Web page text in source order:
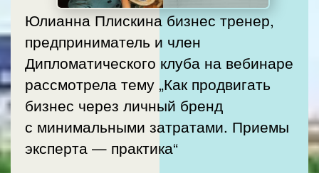
Юлианна Плискина бизнес тренер,
предприниматель и член
Дипломатического клуба на вебинаре
рассмотрела тему „Как продвигать
бизнес через личный бренд
с минимальными затратами. Приемы
эксперта — практика“